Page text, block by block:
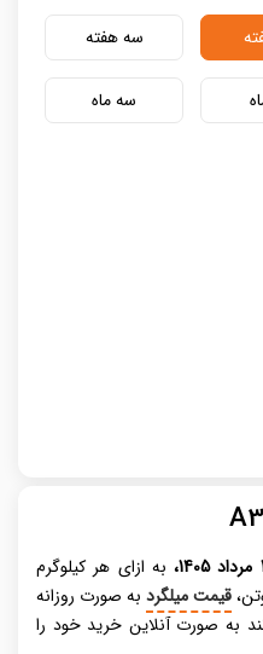
سه هفته
سه ماه
به ازای هر کیلوگرم
قیمت میلگردبه صورت روزانه
به صورت آنلاین خرید خود را